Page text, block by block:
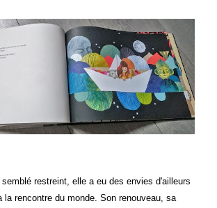
restreint, elle a eu des envies d'ailleurs
la rencontre du monde. Son renouveau, sa